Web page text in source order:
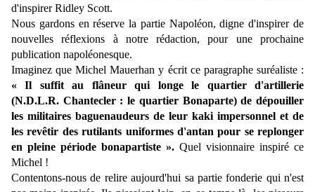
d'inspirer Ridley Scott.
Nous gardons en réserve la partie Napoléon, digne d'inspirer de
nouvelles réflexions à notre rédaction, pour une prochaine
publication napoléonesque.
Imaginez que Michel Mauerhan y écrit ce paragraphe suréaliste :
« Il suffit au flâneur qui longe le quartier d'artillerie
(N.D.L.R. Chantecler : le quartier Bonaparte) de dépouiller
les militaires baguenaudeurs de leur kaki impersonnel et de
les revêtir des rutilants uniformes d'antan pour se replonger
en pleine période bonapartiste ». Quel visionnaire inspiré ce
Michel !
Contentons-nous de relire aujourd'hui sa partie fonderie qui n'est